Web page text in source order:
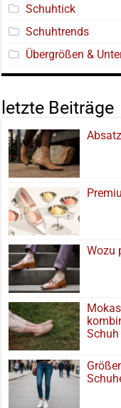
Schuhtick
Schuhtrends
Übergrößen &
letzte Beiträge
Wozu
Schuh